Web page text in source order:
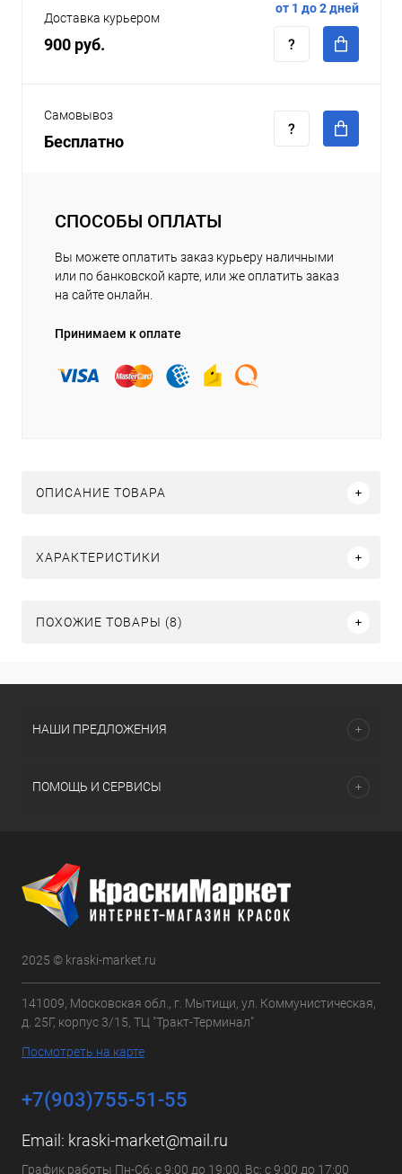
Доставка курьером
900 руб.
от 1 до 2 дней
Самовывоз
Бесплатно
СПОСОБЫ ОПЛАТЫ
Вы можете оплатить заказ курьеру наличными
или по банковской карте, или же оплатить заказ
на сайте онлайн.
Принимаем к оплате
ОПИСАНИЕ ТОВАРА
ХАРАКТЕРИСТИКИ
ПОХОЖИЕ ТОВАРЫ (8)
НАШИ ПРЕДЛОЖЕНИЯ
ПОМОЩЬ И СЕРВИСЫ
2025 © kraski-market.ru
141009, Московская обл., г. Мытищи, ул. Коммунистическая,
д. 25Г, корпус 3/15, ТЦ "Тракт-Терминал"
Посмотреть на карте
+7(903)755-51-55
Email: kraski-market@mail.ru
График работы Пн-Сб: с 9:00 до 19:00, Вс: с 9:00 до 17:00